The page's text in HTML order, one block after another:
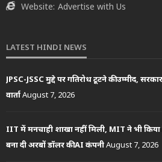
Website: Advertise with Us
LATEST HINDI NEWS
JPSC-JSSC मुद्दे पर गतिरोध टूटने की उम्मीद,
वार्ताAugust 7, 2026
IIT में मनचाही शाखा नहीं मिली, MIT ने भी
बना दी अरबों डॉलर की AI कंपनीAugust 7, 2026